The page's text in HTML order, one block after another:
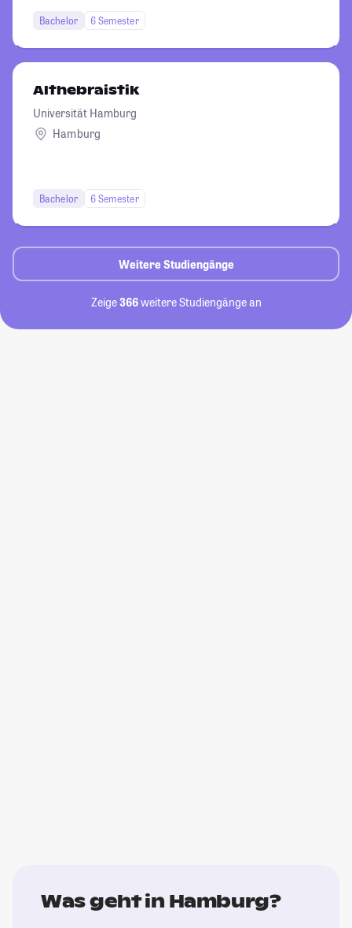
Bachelor 6 Semester
Althebraistik
Universität Hamburg
Hamburg
Bachelor 6 Semester
Weitere Studiengänge
Zeige366weitere Studiengänge an
Was geht in Hamburg?